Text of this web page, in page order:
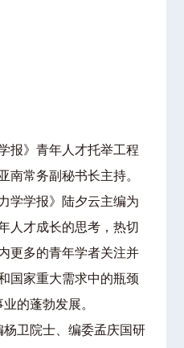
报》青年人才托举工程
南常务副秘书长主持。
学学报》陆夕云主编为
人才成长的思考，热切
更多的青年学者关注并
国家重大需求中的瓶颈
的蓬勃发展。
杨卫院士、编委孟庆国研